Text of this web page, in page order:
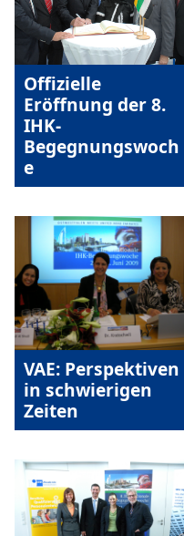
Offizielle
Eröffnung der 8.
IHK-
Begegnungswoch
e
VAE: Perspektiven
in schwierigen
Zeiten